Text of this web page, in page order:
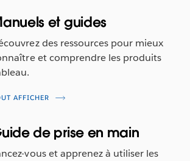
et guides
des ressources pour mieux
et comprendre les produits
AFFICHER
de prise en main
vous et apprenez à utiliser les